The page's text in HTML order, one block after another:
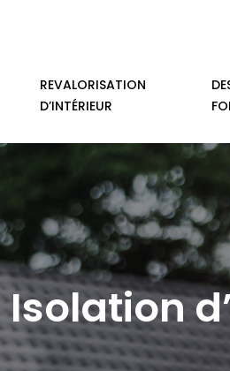
REVALORISATION
D’INTÉRIEUR
Isolation